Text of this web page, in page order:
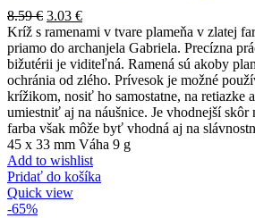
8.59€ 3.03 €
Kríž s ramenami v tvare plameňa v zlatej
priamo do archanjela Gabriela. Precízna
bižutérii je viditeľná. Ramená sú akoby
ochránia od zlého. Prívesok je možné
krížikom, nosiť ho samostatne, na retiazke
umiestniť aj na náušnice. Je vhodnejší skôr
farba však môže byť vhodná aj na
45 x 33 mm Váha 9 g
Add to wishlist
Pridať do košíka
Quick view
-65%